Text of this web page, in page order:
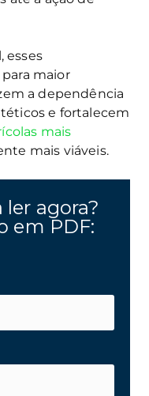
esses
maior
a dependência
e fortalecem
mais
mais viáveis.
agora?
em PDF: